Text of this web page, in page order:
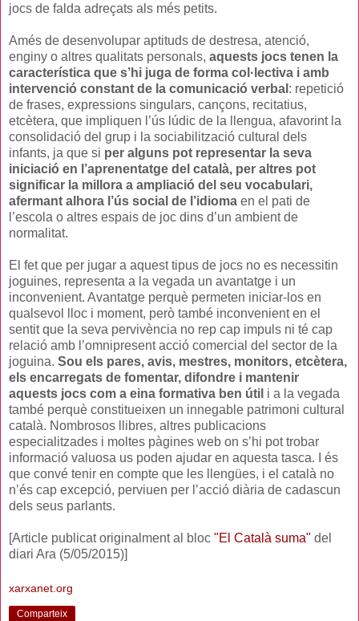
jocs de falda adreçats als més petits.
Amés de desenvolupar aptituds de destresa, atenció,
enginy o altres qualitats personals, aquests jocs tenen la
característica que s’hi juga de forma col·lectiva i amb
intervenció constant de la comunicació verbal : repetició
de frases, expressions singulars, cançons, recitatius,
etcètera, que impliquen l’ús lúdic de la llengua, afavorint la
consolidació del grup i la sociabilització cultural dels
infants, ja que si per alguns pot representar la seva
iniciació en l’aprenentatge del català, per altres pot
significar la millora a ampliació del seu vocabulari,
afermant alhora l’ús social de l’idioma en el pati de
l’escola o altres espais de joc dins d’un ambient de
normalitat.
El fet que per jugar a aquest tipus de jocs no es necessitin
joguines, representa a la vegada un avantatge i un
inconvenient. Avantatge perquè permeten iniciar-los en
qualsevol lloc i moment, però també inconvenient en el
sentit que la seva pervivència no rep cap impuls ni té cap
relació amb l’omnipresent acció comercial del sector de la
joguina. Sou els pares, avis, mestres, monitors, etcètera,
els encarregats de fomentar, difondre i mantenir
aquests jocs com a eina formativa ben útil i a la vegada
també perquè constitueixen un innegable patrimoni cultural
català. Nombrosos llibres, altres publicacions
especialitzades i moltes pàgines web on s’hi pot trobar
informació valuosa us poden ajudar en aquesta tasca. I és
que convé tenir en compte que les llengües, i el català no
n’és cap excepció, perviuen per l’acció diària de cadascun
dels seus parlants.
[Article publicat originalment al bloc "El Català suma" del
diari Ara (5/05/2015)]
xarxanet.org
Comparteix